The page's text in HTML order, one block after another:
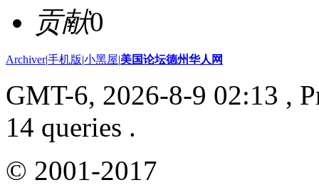
贡献0
Archiver|手机版|小黑屋|美国论坛德州华人网
GMT-6, 2026-8-9 02:13 ,
14 queries .
© 2001-2017